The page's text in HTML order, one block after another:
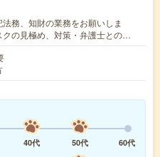
務、知財の業務をお願いしま
クの見極め、対策・弁護士との…
40代 50代
60代